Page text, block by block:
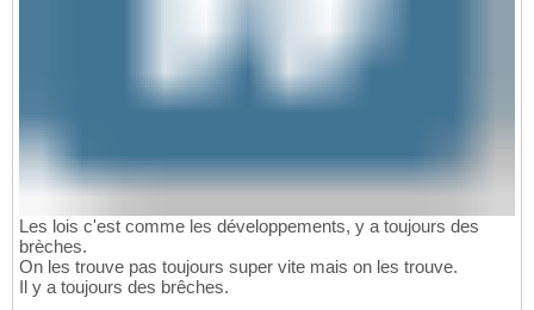
Les lois c'est comme les développements, y a toujours des
brèches.
On les trouve pas toujours super vite mais on les trouve.
Il y a toujours des brêches.